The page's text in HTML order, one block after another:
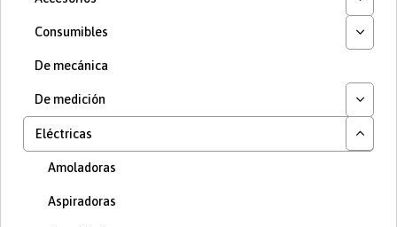
Consumibles
De mecánica
De medición
Eléctricas
Amoladoras
Aspiradoras